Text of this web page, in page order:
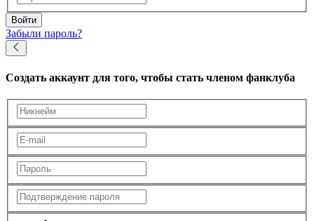
Войти
Забыли пароль?
Создать аккаунт для того, чтобы стать членом фанклуба